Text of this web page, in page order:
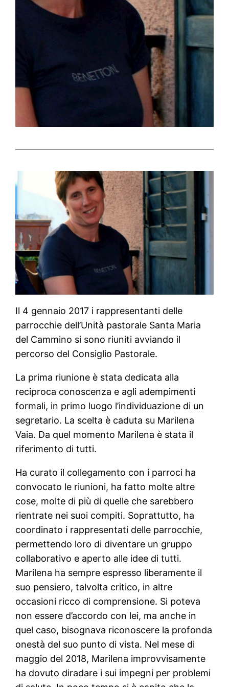
Il 4 gennaio 2017 i rappresentanti delle
parrocchie dell’Unità pastorale Santa Maria
del Cammino si sono riuniti avviando il
percorso del Consiglio Pastorale.
La prima riunione è stata dedicata alla
reciproca conoscenza e agli adempimenti
formali, in primo luogo l’individuazione di un
segretario. La scelta è caduta su Marilena
Vaia. Da quel momento Marilena è stata il
riferimento di tutti.
Ha curato il collegamento con i parroci ha
convocato le riunioni, ha fatto molte altre
cose, molte di più di quelle che sarebbero
rientrate nei suoi compiti. Soprattutto, ha
coordinato i rappresentati delle parrocchie,
permettendo loro di diventare un gruppo
collaborativo e aperto alle idee di tutti.
Marilena ha sempre espresso liberamente il
suo pensiero, talvolta critico, in altre
occasioni ricco di comprensione. Si poteva
non essere d’accordo con lei, ma anche in
quel caso, bisognava riconoscere la profonda
onestà del suo punto di vista. Nel mese di
maggio del 2018, Marilena improvvisamente
ha dovuto diradare i sui impegni per problemi